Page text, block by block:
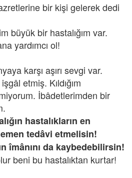
bir kişi gelerek dedi
büyük bir hastalığım var.
yardımcı ol!
karşı aşırı sevgi var.
etmiş. Kıldığım
İbâdetlerimden bir
hastalıkların en
tedâvi etmelisin!
îmânını da kaybedebilirsin!
beni bu hastalıktan kurtar!